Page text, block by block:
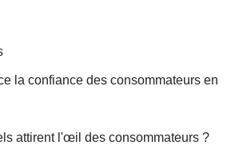
la confiance des consommateurs en
attirent l'œil des consommateurs ?